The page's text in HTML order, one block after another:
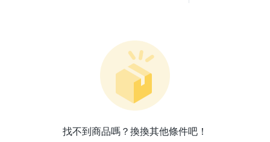
找不到商品嗎？換換其他條件吧！